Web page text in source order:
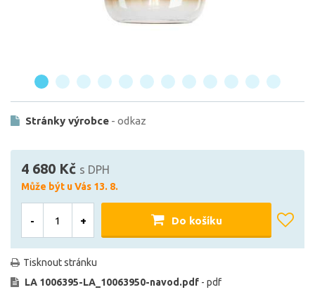
Stránky výrobce - odkaz
4 680 Kč s DPH
Může být u Vás 13. 8.
- + Do košíku
Tisknout stránku
LA 1006395-LA_10063950-navod.pdf - pdf